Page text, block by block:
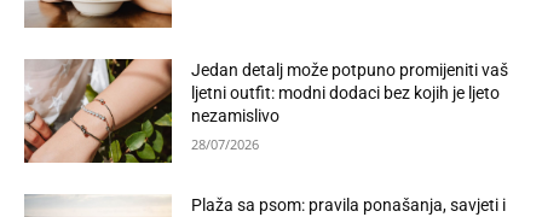
Jedan detalj može potpuno promijeniti vaš
ljetni outfit: modni dodaci bez kojih je ljeto
nezamislivo
28/07/2026
Plaža sa psom: pravila ponašanja, savjeti i